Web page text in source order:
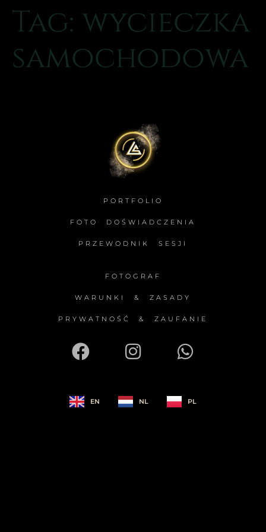
Tag: wycieczka
samochodowa
PORTFOLIO
FOTO DOŚWIADCZENIA
PRZEWODNIK SESJI
FOTOGRAF
WARUNKI & ZASADY
PRYWATNOŚĆ & ZAUFANIE
EN NL PL